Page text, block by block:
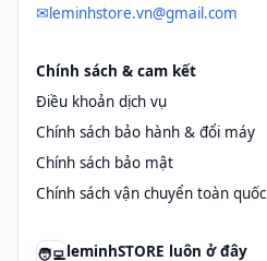
sửa chữa.
Đọc thêm:
Nơi sửa laptop uy tín ở Đà Nẵng
sửa máy tính sơn trà
✉leminhstore.vn@gmail.com
Chính sách & cam kết
Điều khoản dịch vụ
Chính sách bảo hành & đổi máy
Chính sách bảo mật
Chính sách vận chuyển toàn quốc
🧑‍💻leminhSTORE luôn ở đây